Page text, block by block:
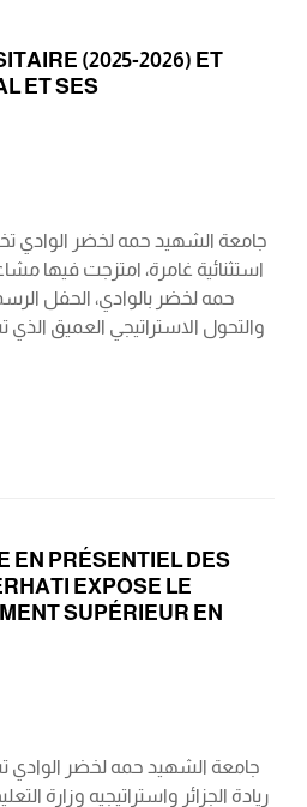
(2025-2026) ET
ET SES
استثنائية غامرة، امتزجت فيها
والتحول الاستراتيجي العميق
EN PRÉSENTIEL DES
EXPOSE LE
SUPÉRIEUR EN
ريادة الجزائر واستراتيجيه وزارة